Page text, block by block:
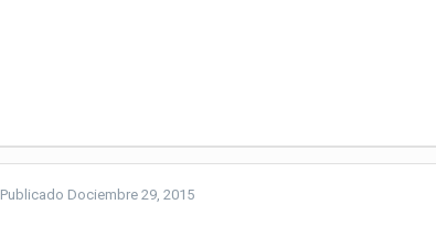
Publicado Dociembre 29, 2015